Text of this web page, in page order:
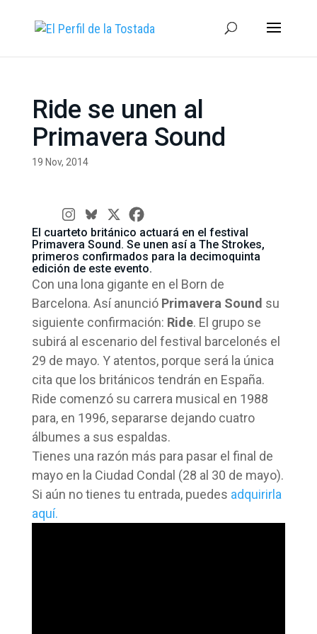
Ride se unen al
Primavera Sound
19 Nov, 2014
El cuarteto británico actuará en el festival
Primavera Sound. Se unen así a The Strokes,
primeros confirmados para la decimoquinta
edición de este evento.
Con una lona gigante en el Born de
Barcelona. Así anunció Primavera Sound su
siguiente confirmación: Ride. El grupo se
subirá al escenario del festival barcelonés el
29 de mayo. Y atentos, porque será la única
cita que los británicos tendrán en España.
Ride comenzó su carrera musical en 1988
para, en 1996, separarse dejando cuatro
álbumes a sus espaldas.
Tienes una razón más para pasar el final de
mayo en la Ciudad Condal (28 al 30 de mayo).
Si aún no tienes tu entrada, puedes adquirirla
aquí.